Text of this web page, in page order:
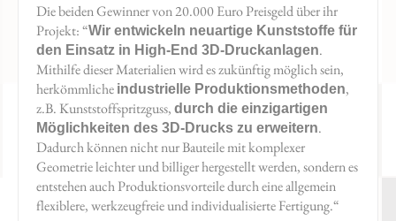
Die beiden Gewinner von 20.000 Euro Preisgeld über ihr
Projekt: “Wir entwickeln neuartige Kunststoffe für
den Einsatz in High-End 3D-Druckanlagen.
Mithilfe dieser Materialien wird es zukünftig möglich sein,
herkömmliche industrielle Produktionsmethoden,
z.B. Kunststoffspritzguss, durch die einzigartigen
Möglichkeiten des 3D-Drucks zu erweitern.
Dadurch können nicht nur Bauteile mit komplexer
Geometrie leichter und billiger hergestellt werden, sondern es
entstehen auch Produktionsvorteile durch eine allgemein
flexiblere, werkzeugfreie und individualisierte Fertigung.“